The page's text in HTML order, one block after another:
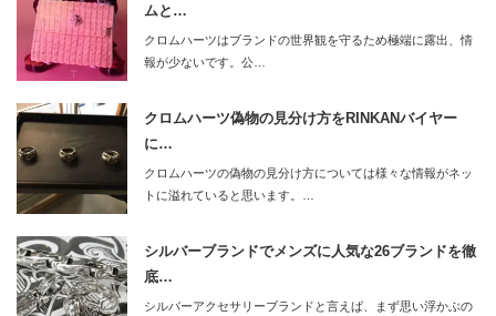
ムと…
クロムハーツはブランドの世界観を守るため極端に露出、情
報が少ないです。公…
クロムハーツ偽物の見分け方をRINKANバイヤー
に…
クロムハーツの偽物の見分け方については様々な情報がネッ
トに溢れていると思います。…
シルバーブランドでメンズに人気な26ブランドを徹
底…
シルバーアクセサリーブランドと言えば、まず思い浮かぶの